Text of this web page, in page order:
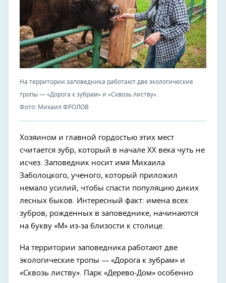
На территории заповедника работают две экологические
тропы — «Дорога к зубрам» и «Сквозь листву».
Фото: Михаил ФРОЛОВ
Хозяином и главной гордостью этих мест
считается зубр, который в начале ХХ века чуть не
исчез. Заповедник носит имя Михаила
Заболоцкого, ученого, который приложил
немало усилий, чтобы спасти популяцию диких
лесных быков. Интересный факт: имена всех
зубров, рожденных в заповеднике, начинаются
на букву «М» из-за близости к столице.
На территории заповедника работают две
экологические тропы — «Дорога к зубрам» и
«Сквозь листву». Парк «Дерево-Дом» особенно